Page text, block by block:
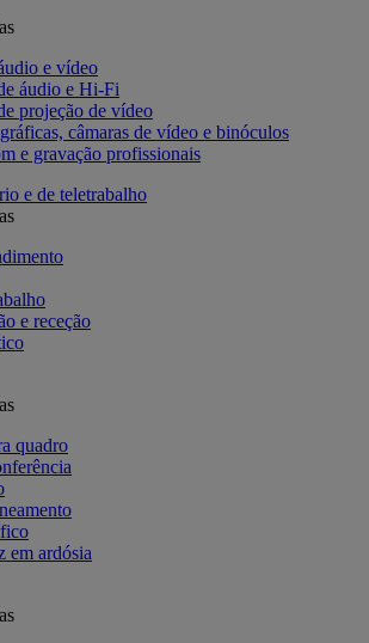
e vídeo
áudio e Hi-Fi
projeção de vídeo
câmaras de vídeo e binóculos
e gravação profissionais
e de teletrabalho
e receção
quadro
em ardósia